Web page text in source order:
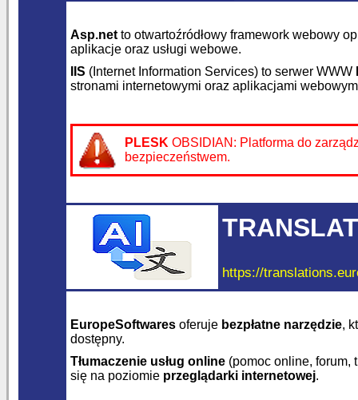
Asp.net to otwartoźródłowy framework webowy
aplikacje oraz usługi webowe.
IIS (Internet Information Services) to serwer WWW
stronami internetowymi oraz aplikacjami
PLESK OBSIDIAN: Platforma do
bezpieczeństwem.
https://
EuropeSoftwares oferuje bezpłatne narzędzie,
dostępny.
Tłumaczenie usług online (pomoc online,
się na poziomie przeglądarki internetowej.